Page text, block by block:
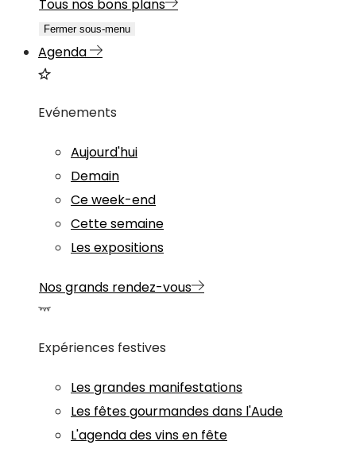
Tous nos bons plans
Fermer sous-menu
Agenda
Evénements
Aujourd'hui
Demain
Ce week-end
Cette semaine
Les expositions
Nos grands rendez-vous
Expériences festives
Les grandes manifestations
Les fêtes gourmandes dans l'Aude
L'agenda des vins en fête